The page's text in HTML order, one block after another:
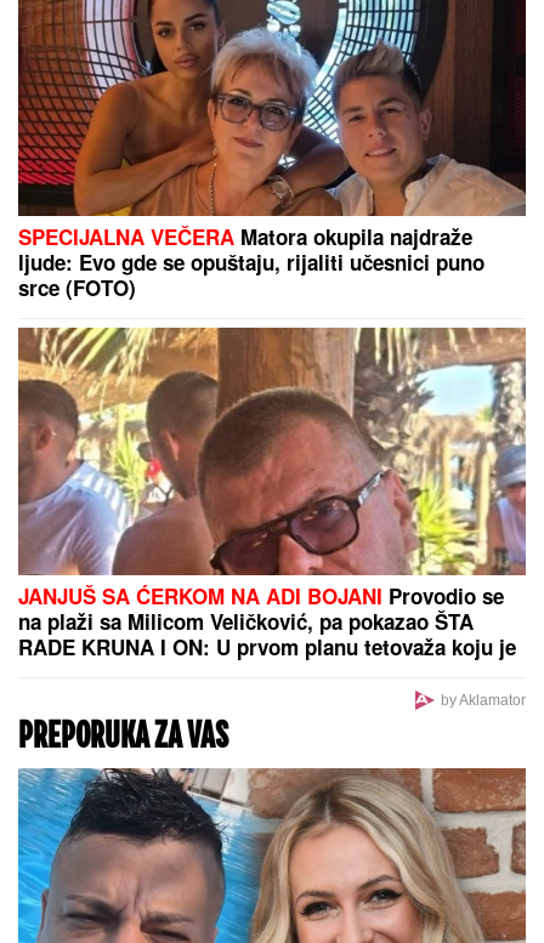
SPECIJALNA VEČERA Matora okupila najdraže
ljude: Evo gde se opuštaju, rijaliti učesnici puno
srce (FOTO)
JANJUŠ SA ĆERKOM NA ADI BOJANI Provodio se
na plaži sa Milicom Veličković, pa pokazao ŠTA
RADE KRUNA I ON: U prvom planu tetovaža koju je
by Aklamator
PREPORUKA ZA VAS